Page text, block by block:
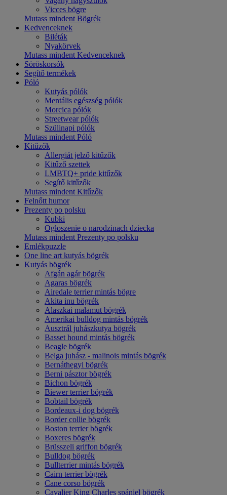
Vicces bögre
Mutass mindent Bögrék
Kedvenceknek
Biléták
Nyakörvek
Mutass mindent Kedvenceknek
Söröskorsók
Segítő termékek
Póló
Kutyás pólók
Mentális egészség pólók
Morcica pólók
Streetwear pólók
Szülinapi pólók
Mutass mindent Póló
Kitűzők
Allergiát jelző kitűzők
Kitűző szettek
LMBTQ+ pride kitűzők
Segítő kitűzők
Mutass mindent Kitűzők
Felnőtt humor
Prezenty po polsku
Kubki
Ogłoszenie o narodzinach dziecka
Mutass mindent Prezenty po polsku
Emlékpuzzle
One line art kutyás bögrék
Kutyás bögrék
Afgán agár bögrék
Agaras bögrék
Airedale terrier mintás bögre
Akita inu bögrék
Alaszkai malamut bögrék
Amerikai bulldog mintás bögrék
Ausztrál juhászkutya bögrék
Basset hound mintás bögrék
Beagle bögrék
Belga juhász - malinois mintás bögrék
Bernáthegyi bögrék
Berni pásztor bögrék
Bichon bögrék
Biewer terrier bögrék
Bobtail bögrék
Bordeaux-i dog bögrék
Border collie bögrék
Boston terrier bögrék
Boxeres bögrék
Brüsszeli griffon bögrék
Bulldog bögrék
Bullterrier mintás bögrék
Cairn terrier bögrék
Cane corso bögrék
Cavalier King Charles spániel bögrék